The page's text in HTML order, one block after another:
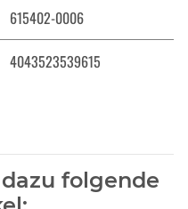
615402-0006
4043523539615
folgende